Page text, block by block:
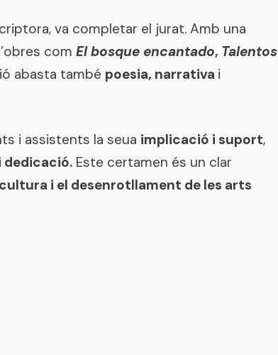
va completar el jurat. Amb una
com El bosque encantado, Talentos
abasta també poesia, narrativa i
i assistents la seua implicació i suport,
Este certamen és un clar
i el desenrotllament de les arts